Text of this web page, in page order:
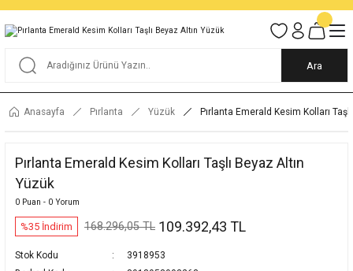
Tüm Alışverişlerde KARGO BEDAVA
Garantili Ve Sigortalı Kargo
Ankara İçi Elden Teslimat İmkanı
24/7 Müşteri Destek Hizmeti
Ara
Anasayfa Pırlanta Yüzük Pırlanta Emerald Kesim Kolları
Pırlanta Emerald Kesim Kolları Taşlı Beyaz Altın
Yüzük
0 Puan - 0 Yorum
%35 İndirim 168.296,05 TL 109.392,43 TL
Stok Kodu
3918953